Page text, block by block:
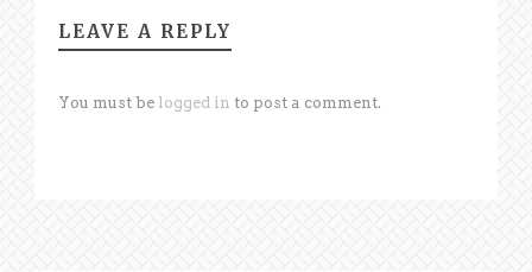
LEAVE A REPLY
You must be logged in to post a comment.